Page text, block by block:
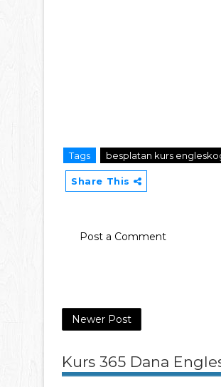
Tags besplatan kurs
Share This
Post a Comment
Newer Post
Kurs 365 Dana